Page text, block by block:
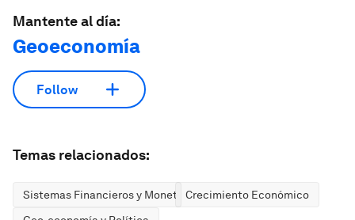
Mantente al día:
Geoeconomía
Follow
Temas relacionados:
Sistemas Financieros y MonetariosCrecimiento Económico